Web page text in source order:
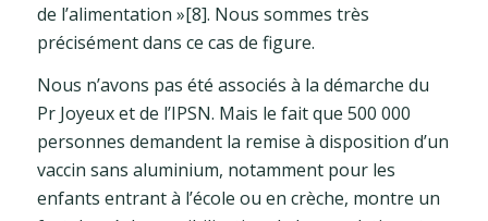
de l’alimentation »[8]. Nous sommes très
précisément dans ce cas de figure.
Nous n’avons pas été associés à la démarche du
Pr Joyeux et de l’IPSN. Mais le fait que 500 000
personnes demandent la remise à disposition d’un
vaccin sans aluminium, notamment pour les
enfants entrant à l’école ou en crèche, montre un